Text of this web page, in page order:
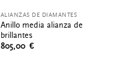
ALIANZAS DE DIAMANTES
Anillo media alianza de
brillantes
805,00 €